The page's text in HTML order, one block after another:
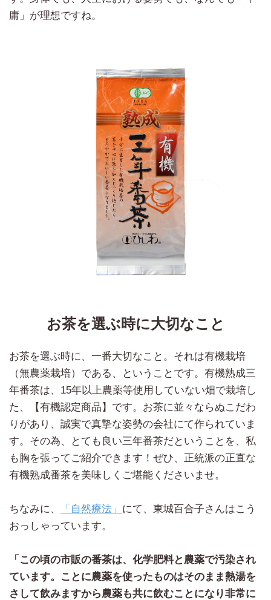
庸」が理想ですね。
お茶を選ぶ時に大切なこと
お茶を選ぶ時に、一番大切なこと。それは有機栽培
（無農薬栽培）である、ということです。有機熟成三
年番茶は、15年以上農薬等使用していない畑で栽培し
た、【有機認定商品】です。お茶に並々ならぬこだわ
りがあり、誠実で真摯な姿勢の会社にて作られていま
す。その為、とても良い三年番茶だということを、私
も胸を張ってご紹介できます！ぜひ、正統派の正直な
有機熟成番茶を美味しくご堪能くださいませ。
ちなみに、 「自然療法」 にて、東城百合子さんはこう
おっしゃっています。
「この頃の市販の番茶は、化学肥料と農薬で汚染され
ています。ことに農薬を使ったものはそのまま熱湯を
さして飲みますから農薬も共に飲むことになり非常に